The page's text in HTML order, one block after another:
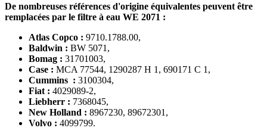
De nombreuses références d'origine équivalentes peuvent être
remplacées par le filtre à eau WE 2071 :
Atlas Copco : 9710.1788.00,
Baldwin : BW 5071,
Bomag : 31701003,
Case : MCA 77544, 1290287 H 1, 690171 C 1,
Cummins : 3100304,
Fiat : 4029089-2,
Liebherr : 7368045,
New Holland : 8967230, 89672301,
Volvo : 4099799.